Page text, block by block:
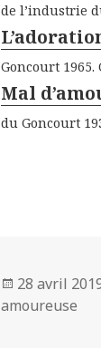
de l’industrie
Goncourt 1965.
Mal
du Goncourt
Publié
le
28 avril
amoureuse